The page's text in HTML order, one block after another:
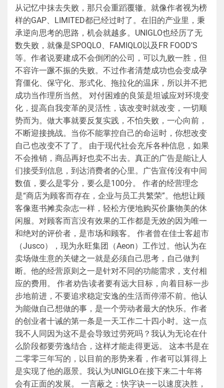
从记忆中抹去失败，那只会重蹈覆辙。就像作者视为榜
样的GAP、LIMITED都已经过时了。在旧的产业里，秉
承逆向思考的思路，机会就越多。UNIGLO也经历了无
数失败，就像是SPOQLO、FAMIQLO以及FR FOOD’S
等。作者说要建成不会倒闭的公司，可以九败一胜，但
不容许一蹶不振的失败。不过作者清楚成功也会变成孕
育僵化、保守化、形式化、拖拉化的温床，所以并不把
成功当作理所当然。 对付困难的良策是坦诚应对环境变
化，提高自我变革的灵活性，该改变时就改变，一切顺
势而为。做大事就要反复实践，不怕失败，一心向前，
不断迎接挑战。当你不能掌控自己的命运时，你想改变
自己也改变不了了。 由于现代社会充斥各种信息，如果
不会推销，商品再好也卖不出去。真正的广告是能让人
们接受到信息，到达消费者的心里。广告宣传没有中间
数值，要么是零分，要么是100分。 作者的经营理念
是“商店为顾客而存在，企业与员工共繁荣”。他想让顾
客像逛书摊卖杂志一样，轻松方便地购买价廉物美的休
闲服。对顾客而言没有效果的工作都是无效的因为唯一
和绝对的评价者，是市场和顾客。 作者曾在佳士客超市
（Jusco），现为永旺集团（Aeon）工作过。他认为在
卖场做生意的关键之一就是必须自己思考，自己做判
断。他的经营原则之一是针对不同的功能需求，支付相
应的费用。 作者劝告读者要有远大目标，向着目标一步
步地前进，不要追求稳定安逸的生活而停滞不前。他认
为能做自己想做的事，是一个劳动者最大的快乐。作者
的创业者十诫的第一条是一天工作二十四小时。这一点
我不人同因为这不是会导致过劳死吗？我认为无论在什
么阶段都要劳逸结合，这样才能走得更远。 这本书是在
二零零三年写的，以目前的形势来看，作者可以算得上
是实现了他的愿景。我认为UNIGLO在接下来二十年将
会有正面的发展。 一言蔽之：快字诀——以速度决胜，